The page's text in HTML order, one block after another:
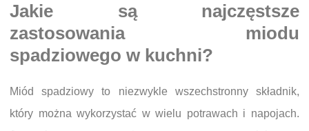
Jakie są najczęstsze
zastosowania miodu
spadziowego w kuchni?
Miód spadziowy to niezwykle wszechstronny składnik,
który można wykorzystać w wielu potrawach i napojach.